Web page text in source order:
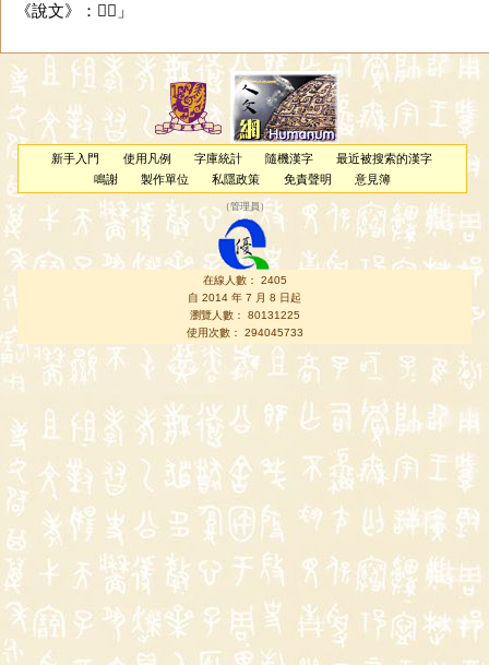
《說文》：「 𣉘 」
新手入門 使用凡例 字庫統計 隨機漢字
最近被搜索的漢字
鳴謝
製作單位 私隱政策 免責聲明 意見簿
（管理員 ）
在線人數： 2405
自 2014 年 7 月 8 日起
瀏覽人數： 80131225
使用次數： 294045733